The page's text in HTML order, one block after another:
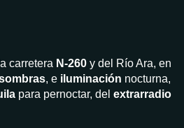
carretera N-260 y del Río Ara, en
, e iluminación nocturna,
para pernoctar, del extrarradio